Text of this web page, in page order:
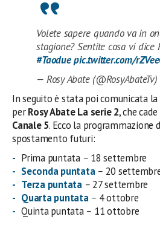
Volete sapere quando va in
stagione? Sentite cosa vi dice
#Taodue pic.twitter.com/
— Rosy Abate (@RosyAbateTv)
In seguito è stata poi comunicata la
perRosy Abate La serie 2, che
Canale 5. Ecco la programmazione
spostamento futuri:
Prima puntata – 18 settembre
Seconda puntata – 20
Terza puntata –27 settembre
Quarta puntata – 4 ottobre
Quinta puntata – 11 ottobre